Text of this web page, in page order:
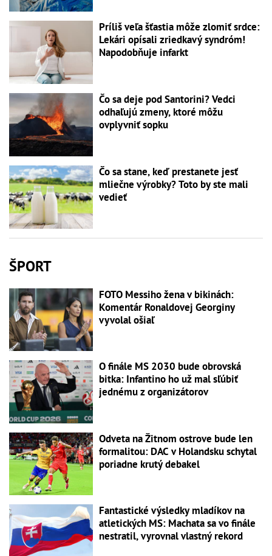
Príliš veľa šťastia môže zlomiť srdce:
Lekári opísali zriedkavý syndróm!
Napodobňuje infarkt
Čo sa deje pod Santorini? Vedci
odhaľujú zmeny, ktoré môžu
ovplyvniť sopku
Čo sa stane, keď prestanete jesť
mliečne výrobky? Toto by ste mali
vedieť
ŠPORT
FOTO Messiho žena v bikinách:
Komentár Ronaldovej Georginy
vyvolal ošiaľ
O finále MS 2030 bude obrovská
bitka: Infantino ho už mal sľúbiť
jednému z organizátorov
Odveta na Žitnom ostrove bude len
formalitou: DAC v Holandsku schytal
poriadne krutý debakel
Fantastické výsledky mladíkov na
atletických MS: Machata sa vo finále
nestratil, vyrovnal vlastný rekord